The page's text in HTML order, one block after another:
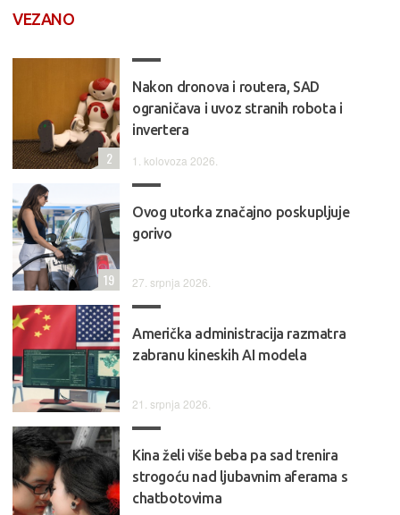
VEZANO
Nakon dronova i routera, SAD
ograničava i uvoz stranih robota i
invertera
1. kolovoza 2026.
2
Ovog utorka značajno poskupljuje
gorivo
27. srpnja 2026.
19
Američka administracija razmatra
zabranu kineskih AI modela
21. srpnja 2026.
Kina želi više beba pa sad trenira
strogoću nad ljubavnim aferama s
chatbotovima